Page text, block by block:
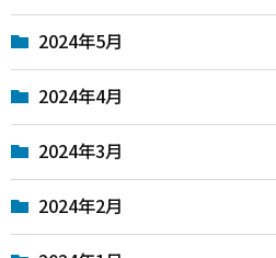
2024年5月
2024年4月
2024年3月
2024年2月